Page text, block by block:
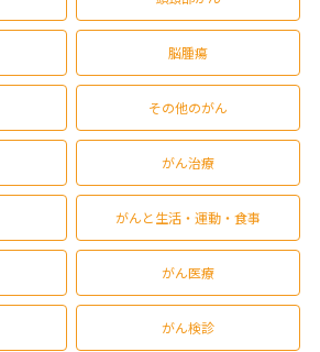
脳腫瘍
その他のがん
がん治療
がんと生活・運動・食事
がん医療
がん検診